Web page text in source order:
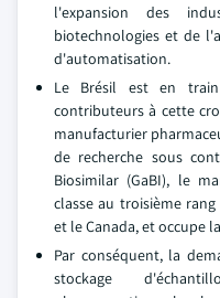
l'expansion des
biotechnologies et de
d'automatisation.
Le Brésil est en
contributeurs à cette
manufacturier
de recherche sous
Biosimilar (GaBI), le
classe au troisième
et le Canada, et occupe
Par conséquent, la
stockage